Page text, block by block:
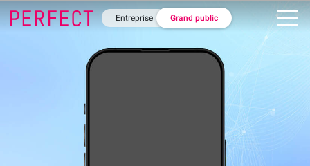
Entreprise Grand public